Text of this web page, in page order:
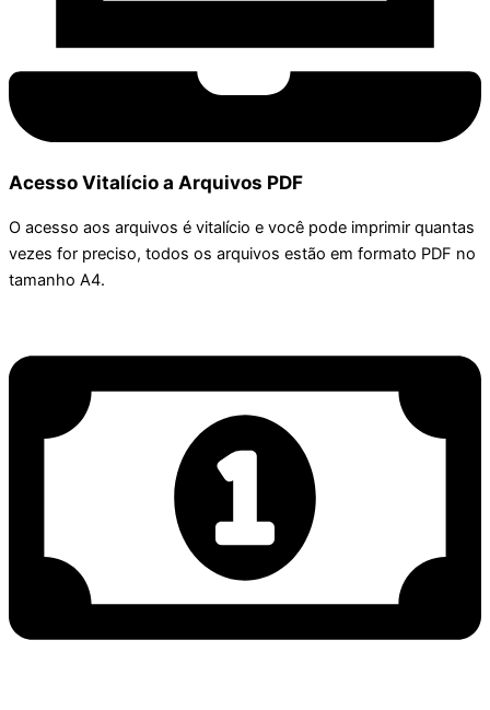
Acesso Vitalício a Arquivos PDF
O acesso aos arquivos é vitalício e você pode imprimir quantas
vezes for preciso, todos os arquivos estão em formato PDF no
tamanho A4.